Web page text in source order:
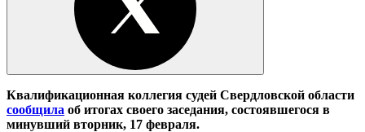
Квалификационная коллегия судей Свердловской области
сообщила об итогах своего заседания, состоявшегося в
минувший вторник, 17 февраля.